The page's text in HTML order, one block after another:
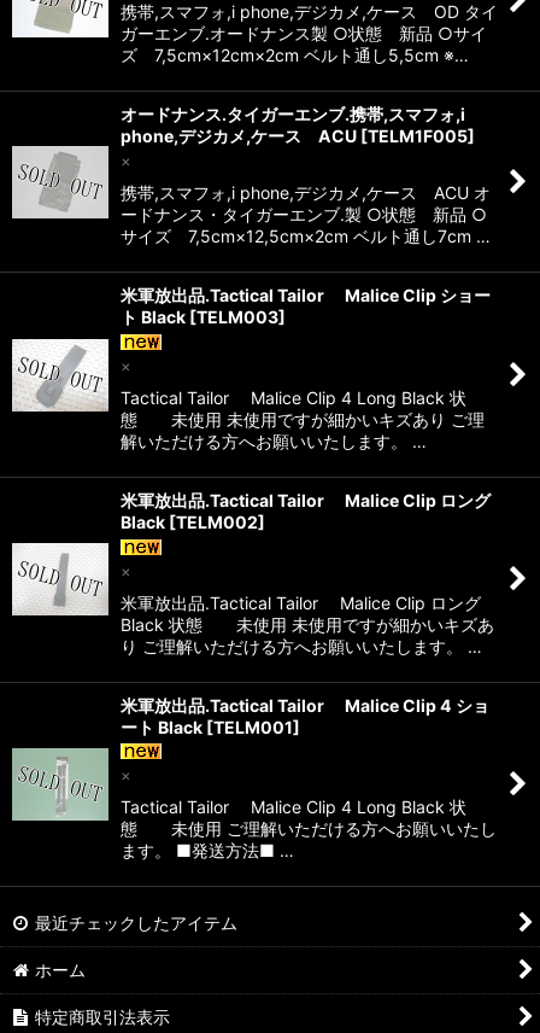
携帯,スマフォ,i phone,デジカメ,ケース OD タイ
ガーエンブ.オードナンス製 ○状態 新品 ○サイ
ズ 7,5cm×12cm×2cm ベルト通し5,5cm ※…
オードナンス.タイガーエンブ.携帯,スマフォ,i
phone,デジカメ,ケース ACU [TELM1F005]
×
携帯,スマフォ,i phone,デジカメ,ケース ACU オ
ードナンス・タイガーエンブ.製 ○状態 新品 ○
サイズ 7,5cm×12,5cm×2cm ベルト通し7cm …
米軍放出品.Tactical Tailor Malice Clip ショー
ト Black [TELM003]
×
Tactical Tailor Malice Clip 4 Long Black 状
態 未使用 未使用ですが細かいキズあり ご理
解いただける方へお願いいたします。 …
米軍放出品.Tactical Tailor Malice Clip ロング
Black [TELM002]
×
米軍放出品.Tactical Tailor Malice Clip ロング
Black 状態 未使用 未使用ですが細かいキズあ
り ご理解いただける方へお願いいたします。 …
米軍放出品.Tactical Tailor Malice Clip 4 ショ
ート Black [TELM001]
×
Tactical Tailor Malice Clip 4 Long Black 状
態 未使用 ご理解いただける方へお願いいたし
ます。 ■発送方法■ …
最近チェックしたアイテム
ホーム
特定商取引法表示